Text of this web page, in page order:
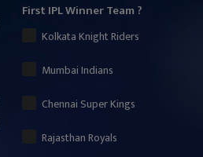
First IPL Winner Team ?
Kolkata Knight Riders
Mumbai Indians
Chennai Super Kings
Rajasthan Royals